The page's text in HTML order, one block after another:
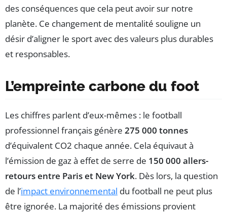
des conséquences que cela peut avoir sur notre
planète. Ce changement de mentalité souligne un
désir d’aligner le sport avec des valeurs plus durables
et responsables.
L’empreinte carbone du foot
Les chiffres parlent d’eux-mêmes : le football
professionnel français génère 275 000 tonnes
d’équivalent CO2 chaque année. Cela équivaut à
l’émission de gaz à effet de serre de 150 000 allers-
retours entre Paris et New York. Dès lors, la question
de l’impact environnemental du football ne peut plus
être ignorée. La majorité des émissions provient